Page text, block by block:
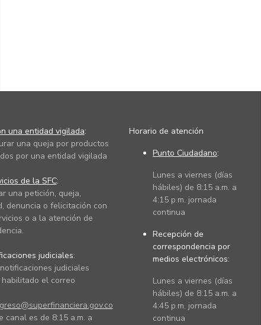
una entidad vigilada:
una queja por productos
por una entidad vigilada
de la SFC:
una petición, queja,
denuncia o felicitación con
o a la atención de
judiciales:
judiciales
el correo
canal es de 8:15 a.m. a
Horario de atención
Punto Ciudadano:
Lunes a viernes (días
hábiles) de 8:15 a.m. a
4:15 p.m. jornada
continua
Recepción de
correspondencia por
medios electrónicos:
Lunes a viernes (días
hábiles) de 8:15 a.m. a
4:45 p.m. jornada
continua